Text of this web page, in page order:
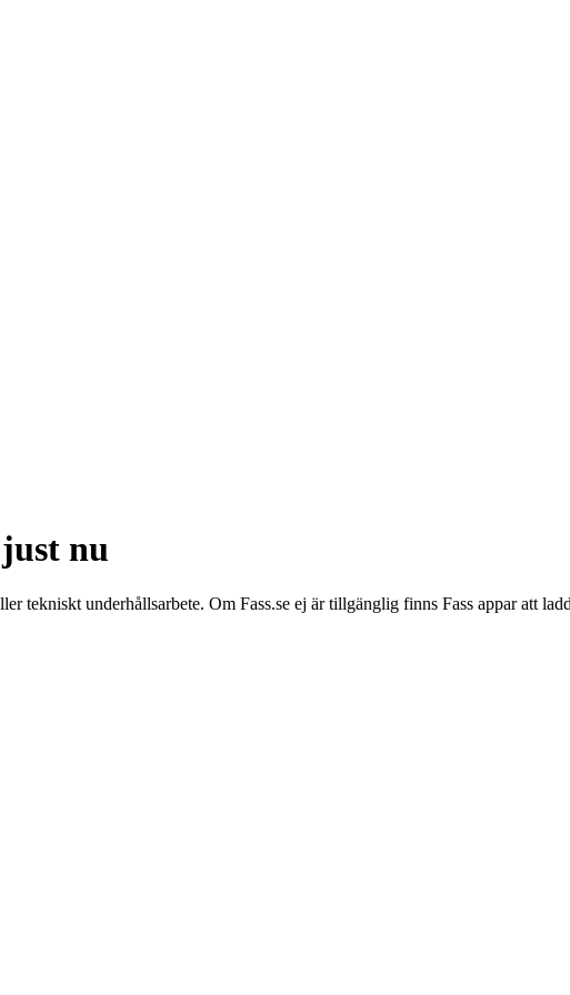
nu
tekniskt underhållsarbete. Om Fass.se ej är tillgänglig finns Fass appar att